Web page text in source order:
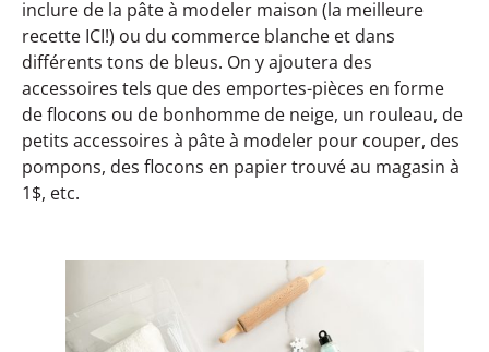
inclure de la pâte à modeler maison (la meilleure
recette ICI!) ou du commerce blanche et dans
différents tons de bleus. On y ajoutera des
accessoires tels que des emportes-pièces en forme
de flocons ou de bonhomme de neige, un rouleau, de
petits accessoires à pâte à modeler pour couper, des
pompons, des flocons en papier trouvé au magasin à
1$, etc.